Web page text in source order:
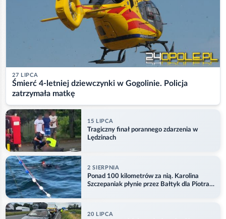
27 LIPCA
Śmierć 4-letniej dziewczynki w Gogolinie. Policja
zatrzymała matkę
15 LIPCA
Tragiczny finał porannego zdarzenia w
Lędzinach
2 SIERPNIA
Ponad 100 kilometrów za nią. Karolina
Szczepaniak płynie przez Bałtyk dla Piotra.
20 LIPCA